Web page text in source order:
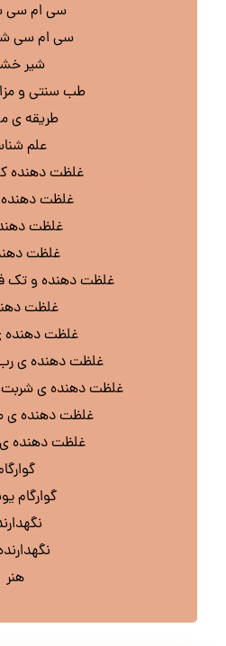
سی ام سی
سی ام سی
شیر
طب سنتی و
طریقه ی
علم
غلظت دهنده
غلظت دهنده
غلظت
غلظت
غلظت دهنده و تک
غلظت
غلظت دهنده
غلظت دهنده ی
غلظت دهنده ی شربت
غلظت دهنده ی
غلظت دهنده
گوارگام
هنر